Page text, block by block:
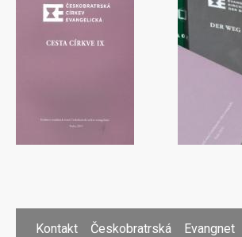
PATIČKA
Kontakt
Českobratrská
Evangnet